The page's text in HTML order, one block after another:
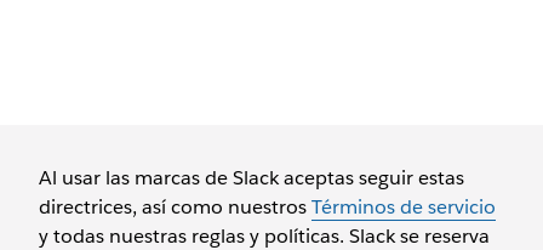
Al usar las marcas de Slack aceptas seguir estas
directrices, así como nuestrosTérminos de servicio
y todas nuestras reglas y políticas. Slack se reserva